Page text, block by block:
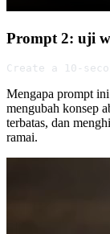
Prompt 2: uji
Create a 10-
Mengapa prompt
mengubah konsep
terbatas, dan
ramai.